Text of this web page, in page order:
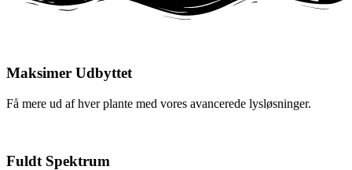
Maksimer Udbyttet
Få mere ud af hver plante med vores avancerede lysløsninger.
Fuldt Spektrum